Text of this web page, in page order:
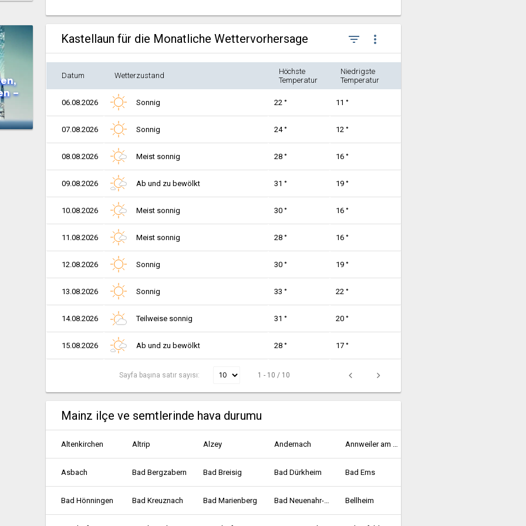
–
Kastellaun für die Monatliche Wettervorhersage filter_list more_vert
Datum Wetterzustand
Höchste
Temperatur
Niedrigste
Temperatur
06.08.2026 Sonnig 22 ° 11 °
07.08.2026 Sonnig 24 ° 12 °
08.08.2026 Meist sonnig 28 ° 16 °
09.08.2026 Ab und zu bewölkt 31 ° 19 °
10.08.2026 Meist sonnig 30 ° 16 °
11.08.2026 Meist sonnig 28 ° 16 °
12.08.2026 Sonnig 30 ° 19 °
13.08.2026 Sonnig 33 ° 22 °
14.08.2026 Teilweise sonnig 31 ° 20 °
15.08.2026 Ab und zu bewölkt 28 ° 17 °
Sayfa başına satır sayısı: 1 - 10 / 10
Mainz ilçe ve semtlerinde hava durumu
Altenkirchen Altrip Alzey Andernach Annweiler am Trifels
Asbach Bad Bergzabern Bad Breisig Bad Dürkheim Bad Ems
Bad Hönningen Bad Kreuznach Bad Marienberg Bad Neuenahr-Ahrweiler Bellheim